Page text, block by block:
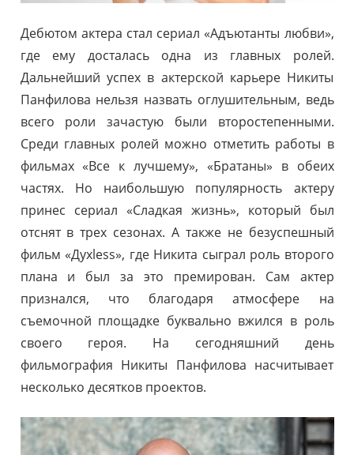
Дебютом актера стал сериал «Адъютанты любви»,
где ему досталась одна из главных ролей.
Дальнейший успех в актерской карьере Никиты
Панфилова нельзя назвать оглушительным, ведь
всего роли зачастую были второстепенными.
Среди главных ролей можно отметить работы в
фильмах «Все к лучшему», «Братаны» в обеих
частях. Но наибольшую популярность актеру
принес сериал «Сладкая жизнь», который был
отснят в трех сезонах. А также не безуспешный
фильм «Духless», где Никита сыграл роль второго
плана и был за это премирован. Сам актер
признался, что благодаря атмосфере на
съемочной площадке буквально вжился в роль
своего героя. На сегодняшний день
фильмография Никиты Панфилова насчитывает
несколько десятков проектов.